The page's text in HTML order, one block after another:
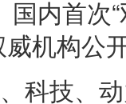
内首次
机构公
科技、